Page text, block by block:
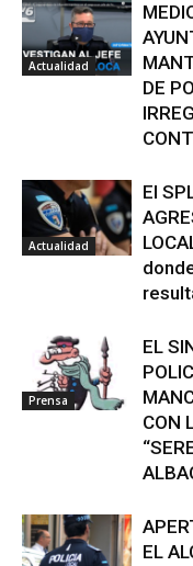
Actualidad
DE
Actualidad
El
Prensa
EL
CON
EL